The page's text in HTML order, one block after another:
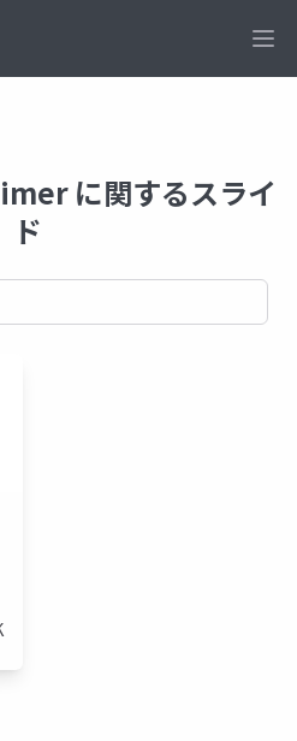
に関するスライ
ド